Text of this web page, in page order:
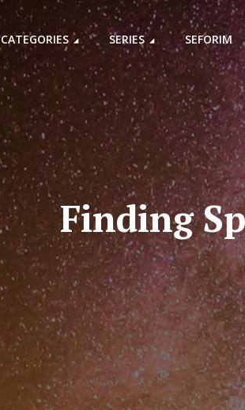
CATEGORIES SERIES SEFORIM
Finding